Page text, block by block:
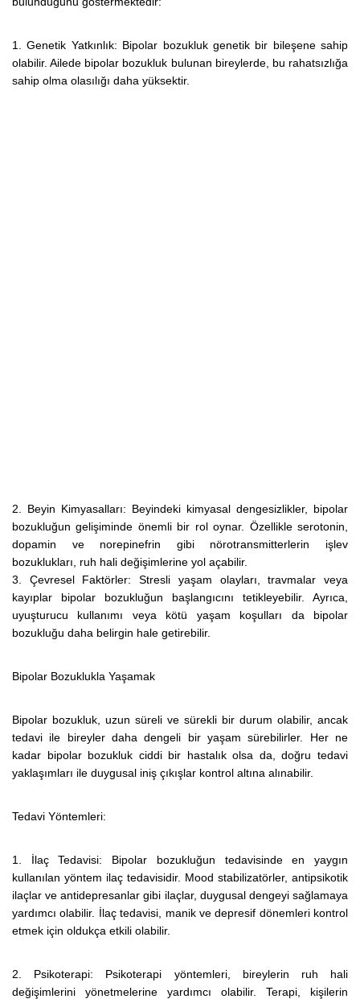
1. Genetik Yatkınlık: Bipolar bozukluk genetik bir bileşene sahip
olabilir. Ailede bipolar bozukluk bulunan bireylerde, bu rahatsızlığa
sahip olma olasılığı daha yüksektir.
2. Beyin Kimyasalları: Beyindeki kimyasal dengesizlikler, bipolar
bozukluğun gelişiminde önemli bir rol oynar. Özellikle serotonin,
dopamin ve norepinefrin gibi nörotransmitterlerin işlev
bozuklukları, ruh hali değişimlerine yol açabilir.
3. Çevresel Faktörler: Stresli yaşam olayları, travmalar veya
kayıplar bipolar bozukluğun başlangıcını tetikleyebilir. Ayrıca,
uyuşturucu kullanımı veya kötü yaşam koşulları da bipolar
bozukluğu daha belirgin hale getirebilir.
Bipolar Bozuklukla Yaşamak
Bipolar bozukluk, uzun süreli ve sürekli bir durum olabilir, ancak
tedavi ile bireyler daha dengeli bir yaşam sürebilirler. Her ne
kadar bipolar bozukluk ciddi bir hastalık olsa da, doğru tedavi
yaklaşımları ile duygusal iniş çıkışlar kontrol altına alınabilir.
Tedavi Yöntemleri:
1. İlaç Tedavisi: Bipolar bozukluğun tedavisinde en yaygın
kullanılan yöntem ilaç tedavisidir. Mood stabilizatörler, antipsikotik
ilaçlar ve antidepresanlar gibi ilaçlar, duygusal dengeyi sağlamaya
yardımcı olabilir. İlaç tedavisi, manik ve depresif dönemleri kontrol
etmek için oldukça etkili olabilir.
2. Psikoterapi: Psikoterapi yöntemleri, bireylerin ruh hali
değişimlerini yönetmelerine yardımcı olabilir. Terapi, kişilerin